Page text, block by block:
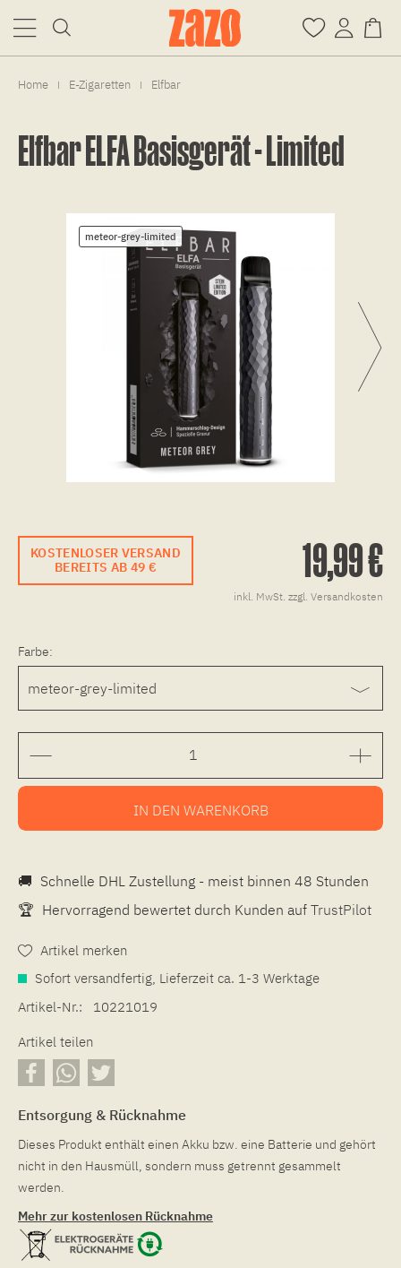
Home | E-Zigaretten | Elfbar
Elfbar ELFA Basisgerät - Limited
meteor-grey-limited
KOSTENLOSER VERSAND
BEREITS AB 49 €
19,99 €
inkl. MwSt. zzgl. Versandkosten
Farbe:
IN DEN WARENKORB
🚚 Schnelle DHL Zustellung - meist binnen 48 Stunden
🏆 Hervorragend bewertet durch Kunden auf TrustPilot
Artikel merken
Sofort versandfertig, Lieferzeit ca. 1-3 Werktage
Artikel-Nr.:
10221019
Artikel teilen
Entsorgung & Rücknahme
Dieses Produkt enthält einen Akku bzw. eine Batterie und gehört
nicht in den Hausmüll, sondern muss getrennt gesammelt
werden.
Mehr zur kostenlosen Rücknahme